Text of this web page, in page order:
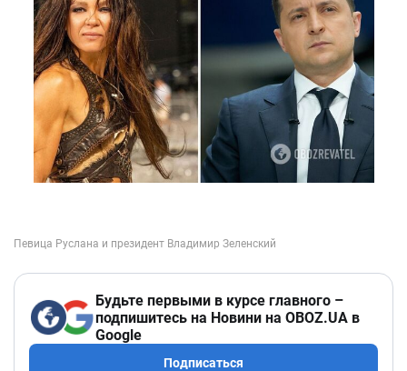
Будьте первыми в курсе главного –
подпишитесь на Новини на OBOZ.UA в
Google
Подписаться